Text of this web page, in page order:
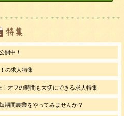
開中！
の求人特集
！オフの時間も大切にできる求人特集
期間農業をやってみませんか？